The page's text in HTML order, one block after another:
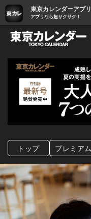
東京カレンダーアプリ
アプリなら超サクサク！
トップ プレミアム